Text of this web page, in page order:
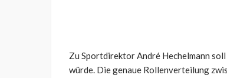
Zu Sportdirektor André Hechelmann
würde. Die genaue Rollenverteilung